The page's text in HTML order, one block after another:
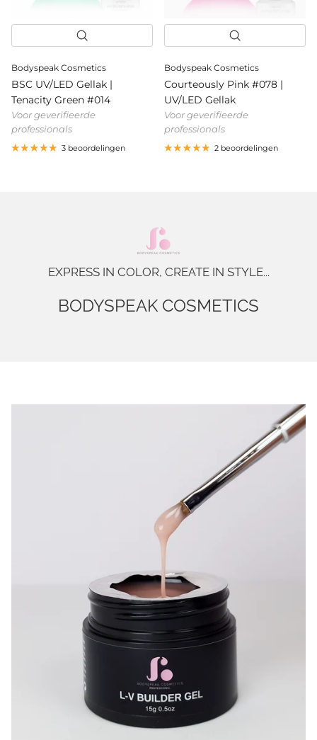
Bodyspeak Cosmetics
BSC UV/LED Gellak |
Tenacity Green #014
Voor geverifieerde
professionals
3 beoordelingen
Bodyspeak Cosmetics
Courteously Pink #078 |
UV/LED Gellak
Voor geverifieerde
professionals
2 beoordelingen
EXPRESS IN COLOR, CREATE IN STYLE...
BODYSPEAK COSMETICS